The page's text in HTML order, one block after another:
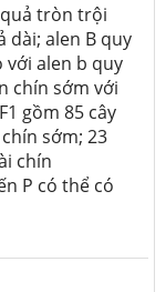
tròn trội
dài; alen B quy
alen b quy
chín sớm với
1 gồm 85 cây
sớm; 23
chín
P có thể có